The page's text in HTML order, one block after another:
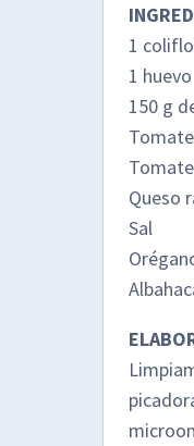
1
1 huevo
150 g
Queso
Sal